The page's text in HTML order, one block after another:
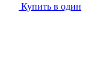
Купить в один